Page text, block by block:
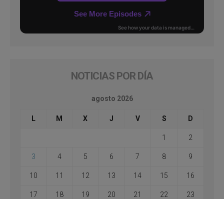
NOTICIAS POR DÍA
agosto 2026
L M X J V S D
1 2
3 4 5 6 7 8 9
10 11 12 13 14 15 16
17 18 19 20 21 22 23